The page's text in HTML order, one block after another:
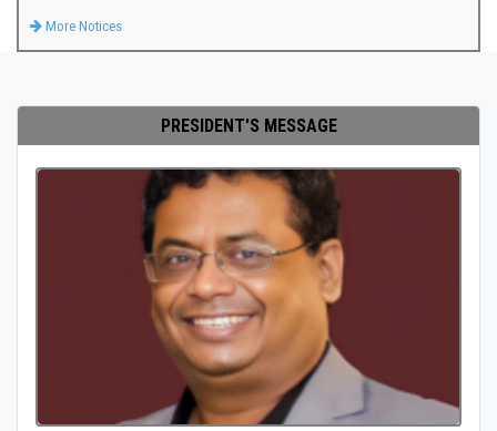
More Notices
PRESIDENT'S MESSAGE